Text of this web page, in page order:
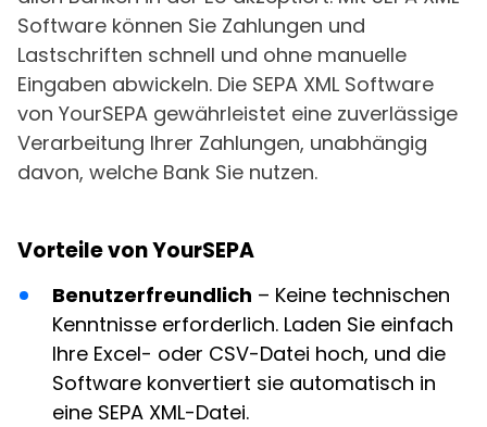
Software können Sie Zahlungen und
Lastschriften schnell und ohne manuelle
Eingaben abwickeln. Die SEPA XML Software
von YourSEPA gewährleistet eine zuverlässige
Verarbeitung Ihrer Zahlungen, unabhängig
davon, welche Bank Sie nutzen.
Vorteile von YourSEPA
Benutzerfreundlich – Keine technischen
Kenntnisse erforderlich. Laden Sie einfach
Ihre Excel- oder CSV-Datei hoch, und die
Software konvertiert sie automatisch in
eine SEPA XML-Datei.